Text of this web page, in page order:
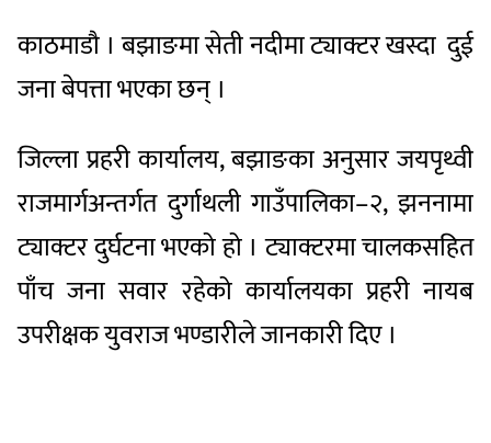
काठमाडाै । बझाङमा सेती नदीमा ट्याक्टर खस्दा दुई
जना बेपत्ता भएका छन् ।
जिल्ला प्रहरी कार्यालय, बझाङका अनुसार जयपृथ्वी
राजमार्गअन्तर्गत दुर्गाथली गाउँपालिका–२, झननामा
ट्याक्टर दुर्घटना भएको हो । ट्याक्टरमा चालकसहित
पाँच जना सवार रहेको कार्यालयका प्रहरी नायब
उपरीक्षक युवराज भण्डारीले जानकारी दिए ।